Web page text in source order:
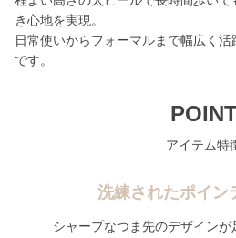
き心地を実現。
日常使いからフォーマルまで幅広く
です。
アイテム特
洗練されたポイン
シャープなつま先のデザイン